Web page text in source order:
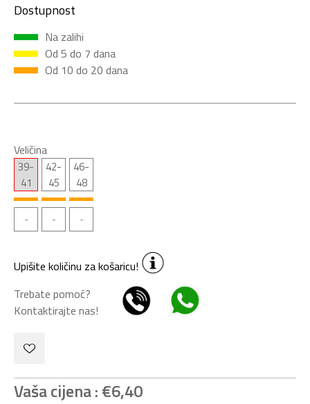
Dostupnost
Na zalihi
Od 5 do 7 dana
Od 10 do 20 dana
Veličina
39-
41
42-
45
46-
48
Upišite količinu za košaricu!
Trebate pomoć?
Kontaktirajte nas!
Vaša cijena :€6,40